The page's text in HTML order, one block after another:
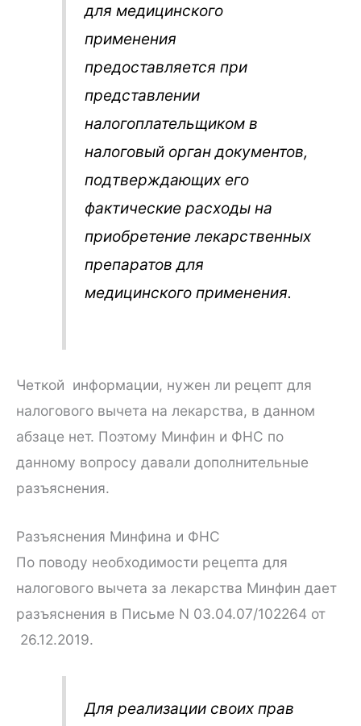
для медицинского
применения
предоставляется при
представлении
налогоплательщиком в
налоговый орган документов,
подтверждающих его
фактические расходы на
приобретение лекарственных
препаратов для
медицинского применения.
Четкой информации, нужен ли рецепт для
налогового вычета на лекарства, в данном
абзаце нет. Поэтому Минфин и ФНС по
данному вопросу давали дополнительные
разъяснения.
Разъяснения Минфина и ФНС
По поводу необходимости рецепта для
налогового вычета за лекарства Минфин дает
разъяснения в Письме N 03.04.07/102264 от
26.12.2019.
Для реализации своих прав